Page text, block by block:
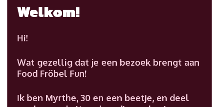
Welkom!
Hi!
Wat gezellig dat je een bezoek brengt aan
Food Fröbel Fun!
Ik ben Myrthe, 30 en een beetje, en deel